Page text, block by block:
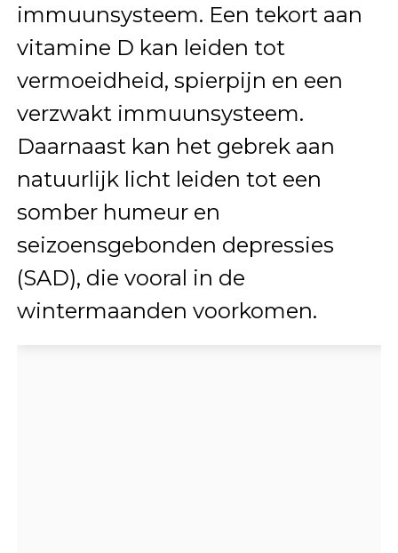
immuunsysteem. Een tekort aan
vitamine D kan leiden tot
vermoeidheid, spierpijn en een
verzwakt immuunsysteem.
Daarnaast kan het gebrek aan
natuurlijk licht leiden tot een
somber humeur en
seizoensgebonden depressies
(SAD), die vooral in de
wintermaanden voorkomen.